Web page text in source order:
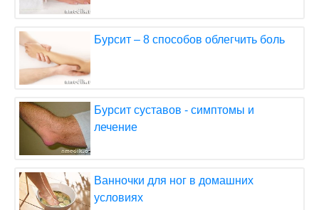
Бурсит – 8 способов облегчить боль
Бурсит суставов - симптомы и
лечение
Ванночки для ног в домашних
условиях